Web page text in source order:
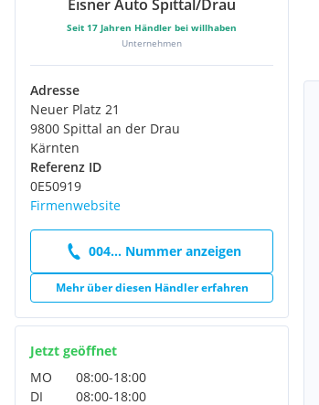
Klimaautomatik
LED-Tagfahrlicht
Rückfahrkamera
Elektronisches Stabilitätsprogramm (ESP)
Berganfahrhilfe
Reifendruckkontrollsystem (TPMS)
Servolenkung
Traktionskontrolle
Mittelarmlehne vorne
Außenspiegel elektrisch verstellbar
Außenspiegel elektrisch anklappbar
Wegfahrsperre
Schaltwippen am Lenkrad
Verkehrszeichenerkennung (TSR)
Lichtsensor
Scheiben rundum getönt
Dachreling silberfarben
Eisner Auto Spittal/Drau
Seit 17 Jahren Händler bei willhaben
Unternehmen
Adresse
Neuer Platz 21
9800 Spittal an der Drau
Kärnten
Referenz ID
0E50919
Firmenwebsite
004... Nummer anzeigen
Mehr über diesen Händler erfahren
Jetzt geöffnet
MO
08:00-18:00
DI
08:00-18:00